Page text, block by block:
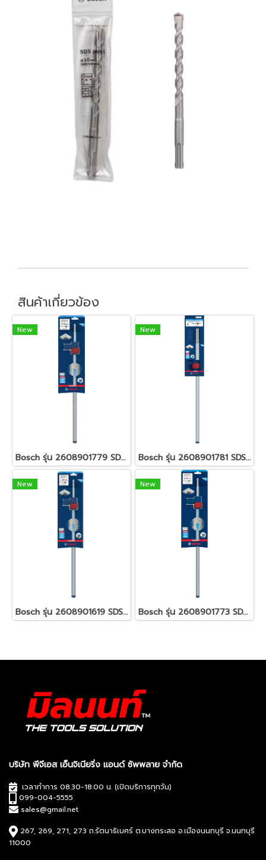
สินค้าเกี่ยวข้อง
New
Bosch รุ่น 2608901779 SDS Clean plus-8X Set 18 x 400 x 550 mm ชุดดอกสว่านโรตารี่ รหัส 2608901779
New
Bosch รุ่น 2608901781 SDS Clean max-8X Set 20 x 400 x 650 mm ชุดดอกสว่านโรตารี่ รหัส 2608901781
New
Bosch รุ่น 2608901619 SDS Clean plus-8X Set 20 x 400 x 550 mm ชุดดอกสว่านโรตารี่ รหัส 2608901619
New
Bosch รุ่น 2608901773 SDS Clean plus-8X Set 16 x 400 x 550 mm ชุดดอกสว่านโรตารี่ รหัส 2608901773
บริษัท พีจีเอส เอ็นจิเนียริ่ง แอนด์ ซัพพลาย จำกัด
เวลาทำการ 08.30-18.00 น. (เปิดบริการทุกวัน)
099-004-5555
sales@gmail.net
267, 269, 271, 273 ถ.รัตนาธิเบศร์ ต.บางกระสอ อ.เมืองนนทบุรี จ.นนทบุรี
11000